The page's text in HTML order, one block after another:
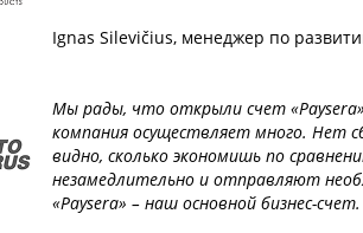
Ignas Silevičius, менеджер по
Мы рады, что открыли счет
компания осуществляет много. Нет
видно, сколько экономишь по
незамедлительно и отправляют
«Paysera» – наш основной бизнес-